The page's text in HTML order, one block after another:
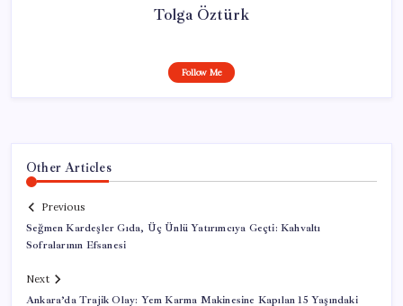
Tolga Öztürk
Follow Me
Other Articles
Previous
Seğmen Kardeşler Gıda, Üç Ünlü Yatırımcıya Geçti: Kahvaltı
Sofralarının Efsanesi
Next
Ankara’da Trajik Olay: Yem Karma Makinesine Kapılan 15 Yaşındaki